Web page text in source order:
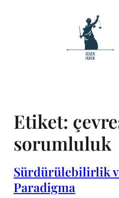
Etiket:
sorumluluk
Sürdürülebilirlik
Paradigma